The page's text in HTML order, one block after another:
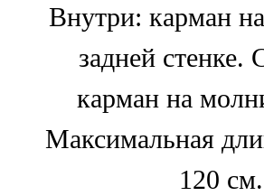
Внутри: карман
задней стенке.
карман на
Максимальная
120 см.